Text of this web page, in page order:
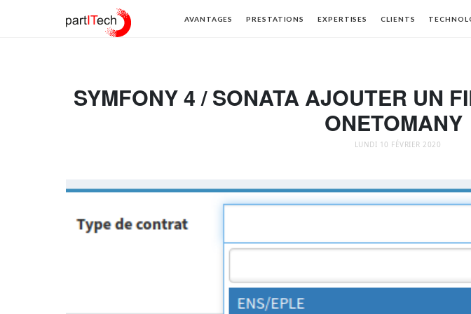
partITech
AVANTAGES PRESTATIONS EXPERTISES CLIENTS
SYMFONY 4 / SONATA AJOUTER UN
ONETOMANY
LUNDI 10 FÉVRIER 2020